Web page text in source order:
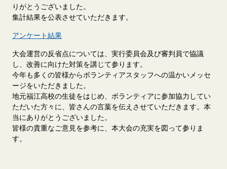
りがとうございました。
集計結果を公表させていただきます。
アンケート結果
大会運営の反省点については、実行委員会及び審判員で協議
し、改善に向けた対策を講じて参ります。
今年も多くの皆様からボランティアスタッフへの温かいメッセ
ージをいただきました。
地元福江高校の生徒をはじめ、ボランティアに参加協力してい
ただいた方々に、皆さんの言葉を伝えさせていただきます。本
当にありがとうございました。
皆様の貴重なご意見を参考に、本大会の充実を図って参りま
す。